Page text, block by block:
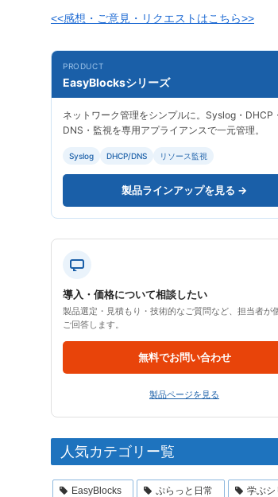
<<感想・ご意見・リクエストはこちら>>
PRODUCT
EasyBlocksシリーズ
ネットワーク管理をシンプルに。Syslog・DHCP・
DNS・監視を専用アプライアンスで一元管理。
Syslog DHCP/DNS リソース監視
製品ラインアップを見る →
導入・価格について相談したい
製品選定・見積もり・技術的なご質問など、担当者が
ご回答します。
無料でお問い合わせ
製品ページを見る
人気カテゴリー覧
EasyBlocks ぷらっと日常 学ぶシ